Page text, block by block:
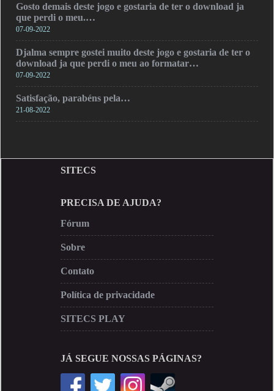
Gosto demais deste jogo e gostaria de ter o download ja
que perdi o meu.…
07-09-2022
Djalma sempre gostei muito deste jogo e gostaria de ter o
download ja que perdi o meu ao formatar…
07-09-2022
Satisfação, parabéns pela…
21-08-2022
SITECS
PRECISA DE AJUDA?
Fórum
Sobre
Contato
Política de privacidade
SITECS PLAY
JÁ SEGUE NOSSAS PÁGINAS?